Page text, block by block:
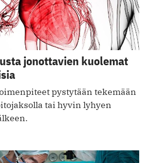
jonottavien kuolemat
pystytään tekemään
tai hyvin lyhyen